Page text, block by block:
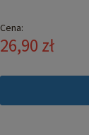
Cena:
26,90 zł